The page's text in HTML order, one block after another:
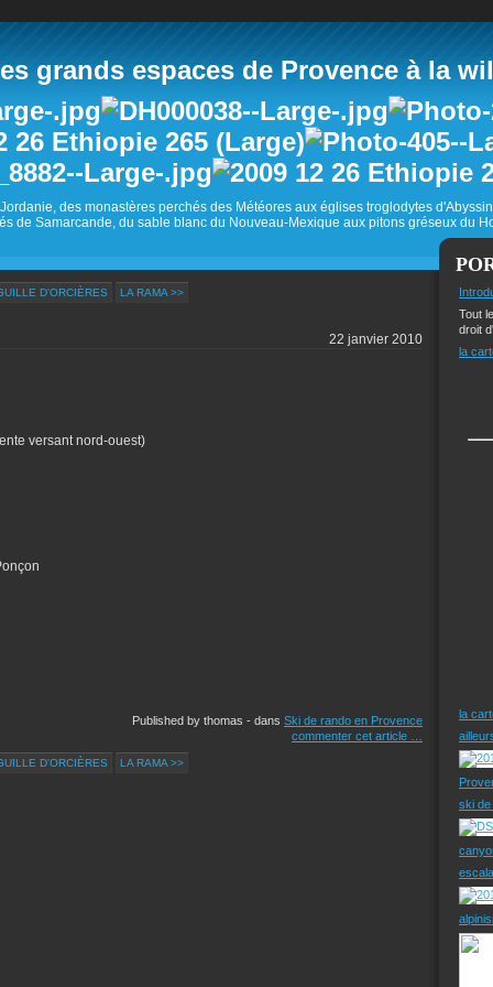
grands espaces de Provence à la
des monastères perchés des Météores aux églises troglodytes
de Samarcande, du sable blanc du Nouveau-Mexique aux pitons gréseux du
D'ORCIÈRES LA RAMA >>
22 janvier 2010
versant nord-ouest)
Published by thomas - dans Ski de rando en Provence
commenter cet article
D'ORCIÈRES LA RAMA >>
Tout
droit
la
la
ski de